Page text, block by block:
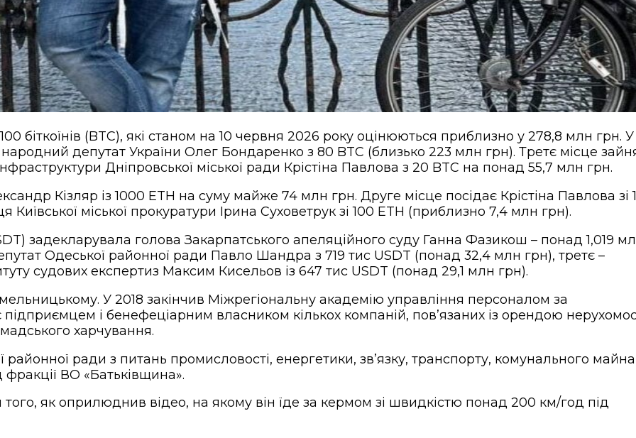
біткоїнів (BTC), які станом на 10 червня 2026 року оцінюються приблизно у 278,8 млн грн. У
народний депутат України Олег Бондаренко з 80 BTC (близько 223 млн грн). Третє місце
Дніпровської міської ради Крістіна Павлова з 20 BTC на понад 55,7 млн грн.
Кізляр із 1000 ETH на суму майже 74 млн грн. Друге місце посідає Крістіна Павлова зі
міської прокуратури Ірина Суховетрук зі 100 ETH (приблизно 7,4 млн грн).
задекларувала голова Закарпатського апеляційного суду Ганна Фазикош – понад 1,019
Одеської районної ради Павло Шандра з 719 тис USDT (понад 32,4 млн грн), третє –
судових експертиз Максим Кисельов із 647 тис USDT (понад 29,1 млн грн).
У 2018 закінчив Міжрегіональну академію управління персоналом за
і бенефеціарним власником кількох компаній, пов’язаних із орендою
харчування.
районної ради з питань промисловості, енергетики, зв’язку, транспорту, комунального
фракції ВО «Батьківщина».
як оприлюднив відео, на якому він їде за кермом зі швидкістю понад 200 км/год під